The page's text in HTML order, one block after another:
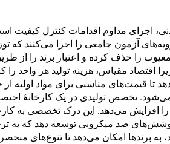
اجرای مداوم اقدامات کنترل کیفیت
آزمون جامعی را اجرا می‌کنند که
اقتصاد مقیاس، هزینه تولید هر
قیمت‌های مناسبی برای مواد اولیه از
می‌شود. تخصص تولیدی در یک کارخانهٔ
می‌دهد. این درک تخصصی به
ضد میکروبی توسعه دهد که به
برندها امکان می‌دهد تا تنوع‌های